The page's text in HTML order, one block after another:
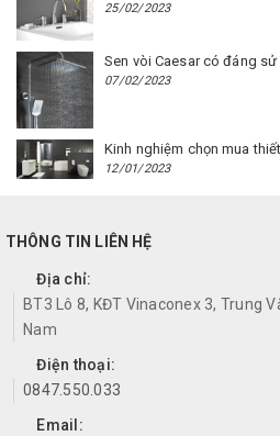
25/02/2023
Sen vòi Caesar có đáng
07/02/2023
12/01/2023
THÔNG TIN LIÊN HỆ
Địa chỉ:
BT3 Lô 8, KĐT Vinaconex 3, Trung
Nam
Điện thoại:
0847.550.033
Email: